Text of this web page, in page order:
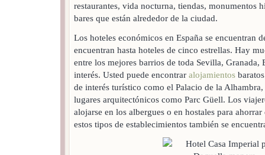
restaurantes, vida nocturna, tiendas, monumentos
bares que están alrededor de la ciudad.
Los hoteles económicos en España se encuentran
encuentran hasta hoteles de cinco estrellas. Hay
entre los mejores barrios de toda Sevilla, Granada,
interés. Usted puede encontrar alojamientos
de interés turístico como el Palacio de la
lugares arquitectónicos como Parc Güell. Los
alojarse en los albergues o en hostales para
estos tipos de establecimientos también se